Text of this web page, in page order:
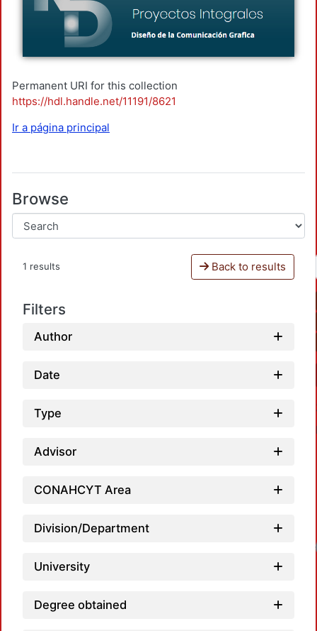
Permanent URI for this collection
https://hdl.handle.net/11191/8621
Ir a página principal
Browse
1 results Back to results
Filters
Author
Date
Type
Advisor
CONAHCYT Area
Division/Department
University
Degree obtained